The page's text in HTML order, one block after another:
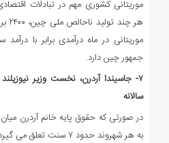
موریتانی کشوری مهم در تبادلات
موریتانی در ماه درآمدی برابر با
جمهور چین دارد.
۷- جاسیندا آردرن، نخست وزیر نیوزیلند
سالانه
در صورتی که حقوق پایه خانم آردرن
به هر شهروند حدود ۷ سنت تعلق می گیرد.